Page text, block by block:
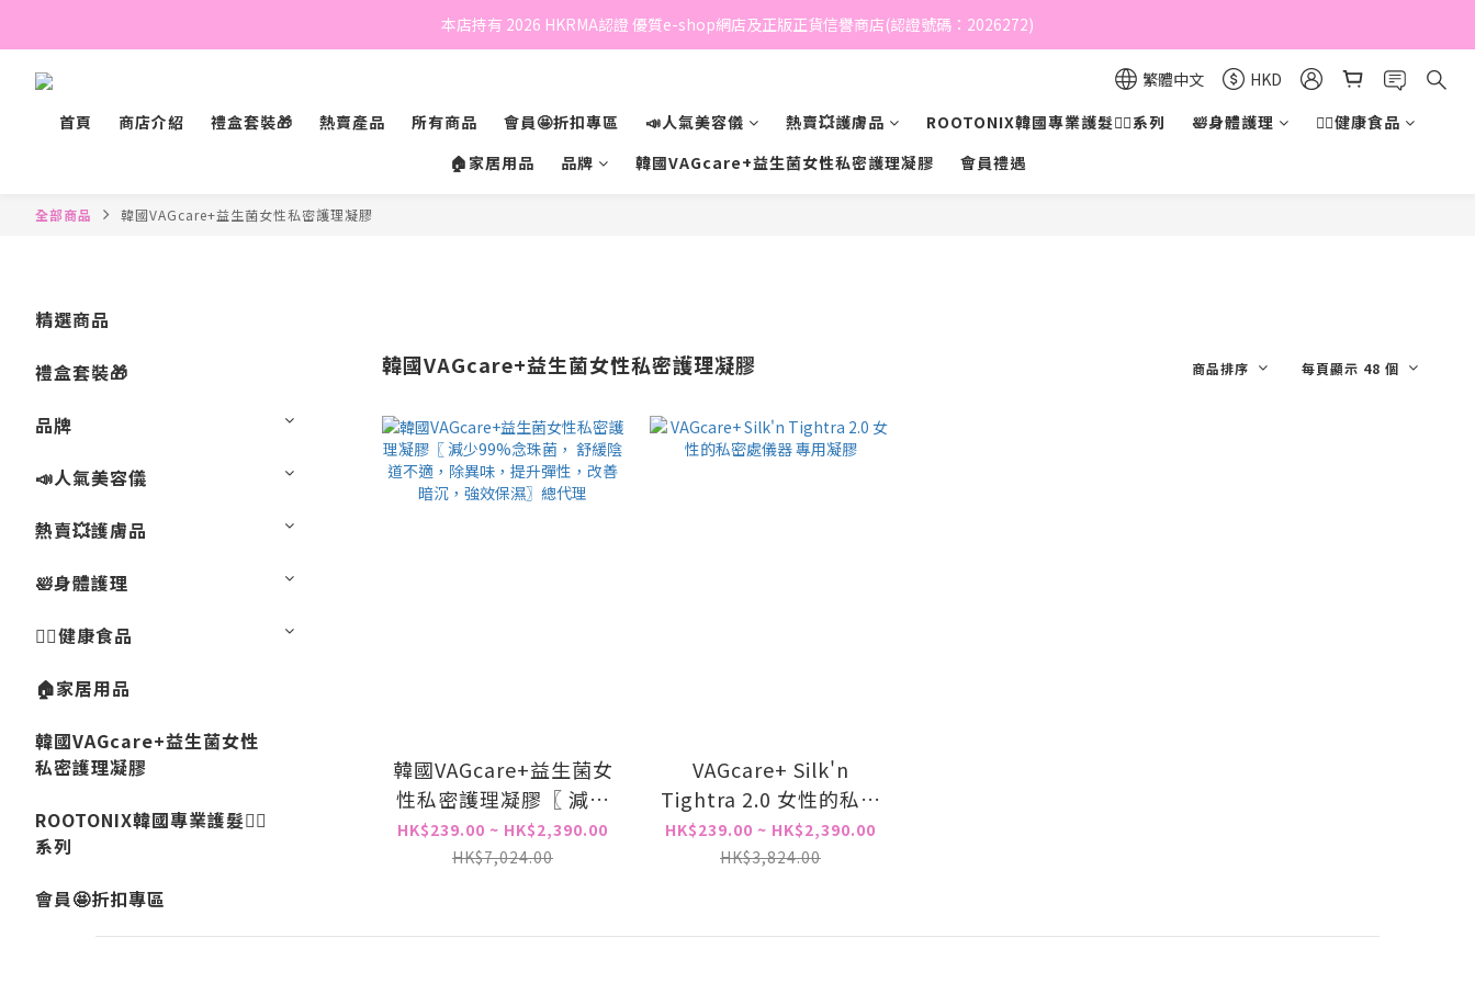
本店持有 2026 HKRMA認證 優質e-shop網店及正版正貨信譽商店(認證號碼：2026272)
繁體中文
HKD
首頁
商店介紹 禮盒套裝🎁 熱賣產品 所有商品 會員🤩折扣專區 📣人氣美容儀 熱賣💥護膚品 ROOTONIX韓國專業護髮💇‍♀️系列 🛀身體護理
💁‍♀️健康食品
🏠家居用品
品牌 韓國VAGcare+益生菌女性私密護理凝膠 會員禮遇
全部商品 韓國VAGcare+益生菌女性私密護理凝膠
精選商品
禮盒套裝🎁
品牌
📣人氣美容儀
熱賣💥護膚品
🛀身體護理
💁‍♀️健康食品
🏠家居用品
韓國VAGcare+益生菌女性
私密護理凝膠
ROOTONIX韓國專業護髮💇‍♀️
系列
會員🤩折扣專區
韓國VAGcare+益生菌女性私密護理凝膠 商品排序 每頁顯示 48 個
韓國VAGcare+益生菌女
性私密護理凝膠〖 減少
99%念珠菌， 舒緩陰道
不適，除異味，提升彈
HK$239.00 ~ HK$2,390.00
HK$7,024.00
VAGcare+ Silk'n
Tightra 2.0 女性的私密
處儀器 專用凝膠
HK$239.00 ~ HK$2,390.00
HK$3,824.00